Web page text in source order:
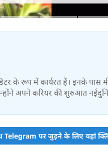
के रूप में कार्यरत हैं। इनके पास
अपने करियर की शुरुआत
Telegram पर जुड़ने के लिए यहां